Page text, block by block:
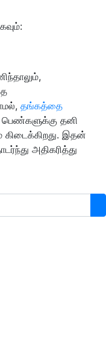
தங்கத்தை
தனி
கிடைக்கிறது. இதன்
அதிகரித்து